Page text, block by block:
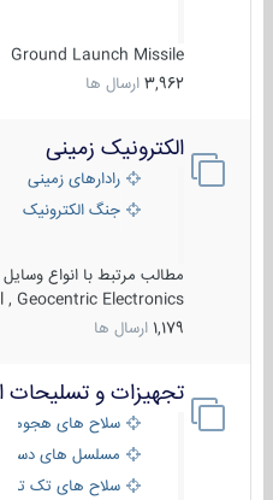
Ground Launch Missile
3,962 ارسال ها
الکترونیک زمینی
رادارهای زمینی
جنگ الکترونیک
مطالب مرتبط با انواع وسایل و
, Geocentric Electronics
1,179 ارسال ها
تجهیزات و تسلیحات
سلاح های هجومی
مسلسل های دستی
سلاح های تک تیر